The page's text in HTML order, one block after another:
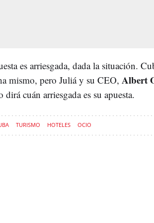
es arriesgada, dada la situación.
mismo, pero Juliá y su CEO, Albert
dirá cuán arriesgada es su apuesta.
TURISMO HOTELES OCIO